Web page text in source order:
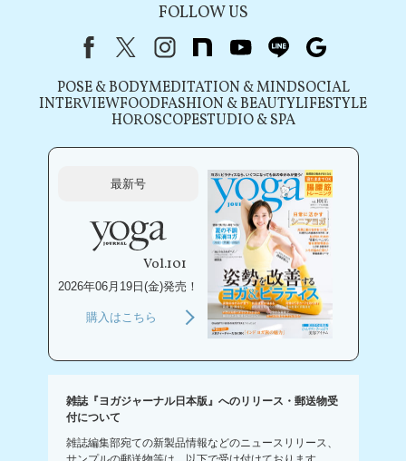
FOLLOW US
FacebookX（旧Twitter）
instagram
note youtubeline
POSE & BODYMEDITATION & MINDSOCIAL
INTERVIEWFOODFASHION & BEAUTYLIFESTYLE
HOROSCOPESTUDIO & SPA
最新号
Vol.101
2026年06月19日(金)発売！
購入はこちら
雑誌『ヨガジャーナル日本版』へのリリース・郵送物受
付について
雑誌編集部宛ての新製品情報などのニュースリリース、